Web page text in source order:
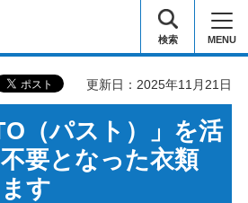
検索 MENU
更新日：2025年11月21日
（パスト）」を活
要となった衣類
す